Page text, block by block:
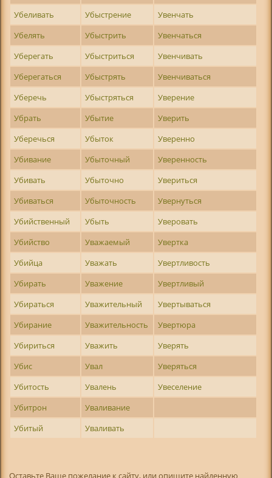
Убеливать
Убыстрение
Увенчать
Убелять
Убыстрить
Увенчаться
Уберегать
Убыстриться
Увенчивать
Уберегаться
Убыстрять
Увенчиваться
Уберечь
Убыстряться
Уверение
Убрать
Убытие
Уверить
Уберечься
Убыток
Уверенно
Убивание
Убыточный
Уверенность
Убивать
Убыточно
Увериться
Убиваться
Убыточность
Увернуться
Убийственный
Убыть
Уверовать
Убийство
Уважаемый
Увертка
Убийца
Уважать
Увертливость
Убирать
Уважение
Увертливый
Убираться
Уважительный
Увертываться
Убирание
Уважительность
Увертюра
Убириться
Уважить
Уверять
Убис
Увал
Уверяться
Убитость
Увалень
Увеселение
Убитрон
Уваливание
Убитый
Уваливать
Оставьте Ваше пожелание к сайту, или опишите найденную